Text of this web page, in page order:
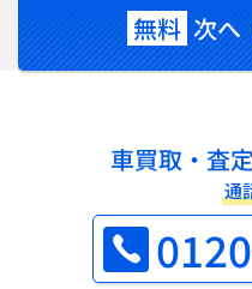
無料 次へ
車買取・査
通